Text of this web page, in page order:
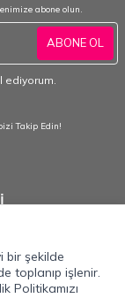
abone olun.
ABONE OL
ediyorum.
Takip Edin!
bir şekilde
toplanıp işlenir.
Politikamızı